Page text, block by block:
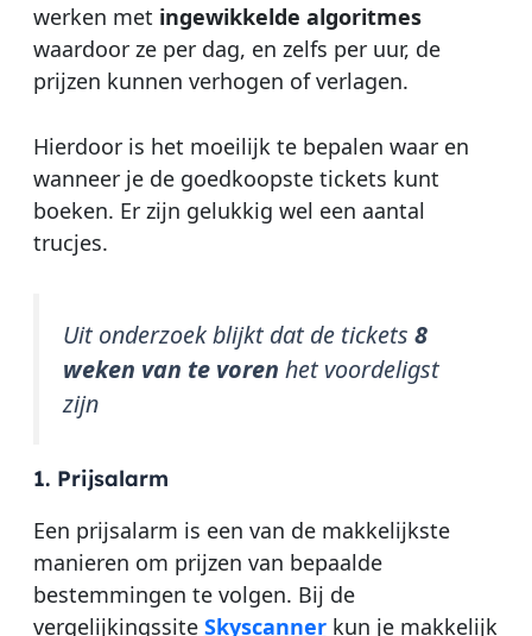
werken met ingewikkelde algoritmes
waardoor ze per dag, en zelfs per uur, de
prijzen kunnen verhogen of verlagen.
Hierdoor is het moeilijk te bepalen waar en
wanneer je de goedkoopste tickets kunt
boeken. Er zijn gelukkig wel een aantal
trucjes.
Uit onderzoek blijkt dat de tickets 8
weken van te voren het voordeligst
zijn
1. Prijsalarm
Een prijsalarm is een van de makkelijkste
manieren om prijzen van bepaalde
bestemmingen te volgen. Bij de
vergelijkingssite Skyscannerkun je makkelijk